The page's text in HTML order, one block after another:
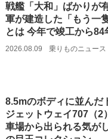
戦艦「大和」ばかりが
軍が建造した「もう一
とは 今年で竣工から84
2026.08.09 乗りものニュース
8.5mのボディに並ん
ジェットウェイ707（
車場から出られる気